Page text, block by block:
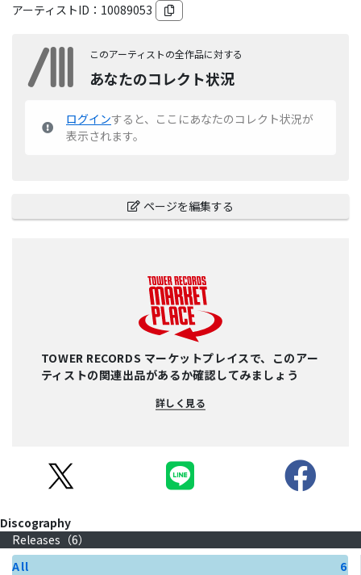
アーティストID： 10089053
このアーティストの全作品に対する
あなたのコレクト状況
ログインすると、ここにあなたのコレクト状況が
表示されます。
ページを編集する
TOWER RECORDS マーケットプレイスで、このアー
ティストの関連出品があるか確認してみましょう
詳しく見る
Discography
Releases（6）
All
6